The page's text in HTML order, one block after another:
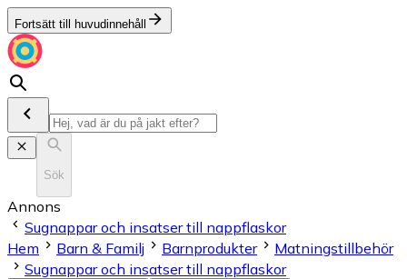
Fortsätt till huvudinnehåll
Sök
Annons
Sugnappar och insatser till nappflaskor
Hem
Barn & Familj Barnprodukter
Matningstillbehör
Sugnappar och insatser till nappflaskor